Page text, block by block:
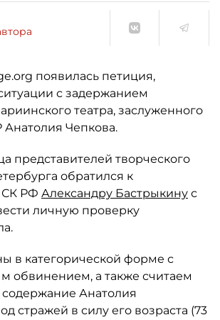
появилась петиция,
с задержанием
театра, заслуженного
Чепкова.
представителей творческого
обратился к
СК РФ Александру Бастрыкину с
личную проверку
в категорической форме с
обвинением, а также считаем
Анатолия
стражей в силу его возраста (73